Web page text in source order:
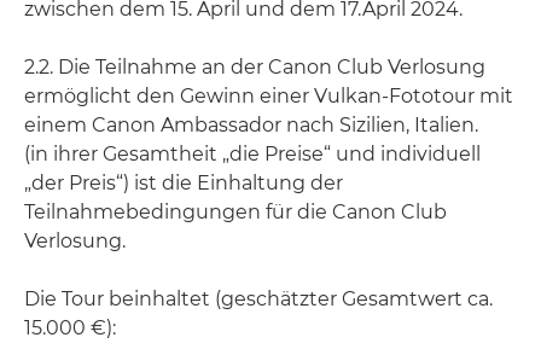
zwischen dem 15. April und dem 17.April 2024.
2.2. Die Teilnahme an der Canon Club Verlosung
ermöglicht den Gewinn einer Vulkan-Fototour mit
einem Canon Ambassador nach Sizilien, Italien.
(in ihrer Gesamtheit „die Preise“ und individuell
„der Preis“) ist die Einhaltung der
Teilnahmebedingungen für die Canon Club
Verlosung.
Die Tour beinhaltet (geschätzter Gesamtwert ca.
15.000 €):